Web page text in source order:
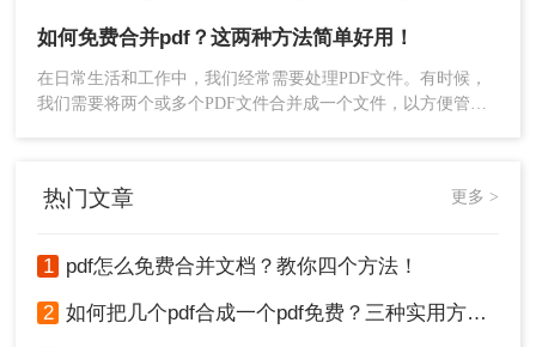
如何免费合并pdf？这两种方法简单好用！
​在日常生活和工作中，我们经常需要处理PDF文件。有时候，
我们需要将两个或多个PDF文件合并成一个文件，以方便管理
热门文章 更多 >
1 pdf怎么免费合并文档？教你四个方法！
2 如何把几个pdf合成一个pdf免费？三种实用方法分享！